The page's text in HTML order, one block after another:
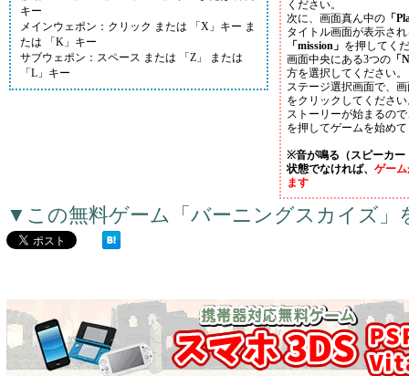
キー
メインウェポン：クリック または 「X」キー ま
たは 「K」キー
サブウェポン：スペース または 「Z」 または
「L」キー
ください。
次に、画面真ん中の 「
タイトル画面が表示さ
「mission」 を押してく
画面中央にある3つの
方を選択してください。
ステージ選択画面で、
をクリックしてくださ
ストーリーが始まるの
を押してゲームを始め
※音が鳴る（スピーカー
状態でなければ、 ゲー
ます
▼この無料ゲーム「バーニングスカイズ」